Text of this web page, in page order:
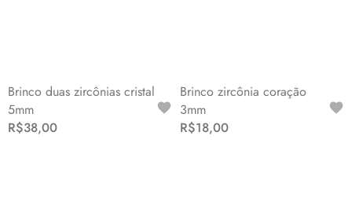
Brinco duas zircônias cristal
5mm
R$38,00
Brinco zircônia coração
3mm
R$18,00